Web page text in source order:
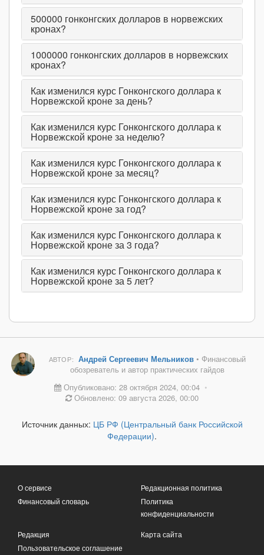
500000 гонконгских долларов в норвежских
кронах?
1000000 гонконгских долларов в норвежских
кронах?
Как изменился курс Гонконгского доллара к
Норвежской кроне за день?
Как изменился курс Гонконгского доллара к
Норвежской кроне за неделю?
Как изменился курс Гонконгского доллара к
Норвежской кроне за месяц?
Как изменился курс Гонконгского доллара к
Норвежской кроне за год?
Как изменился курс Гонконгского доллара к
Норвежской кроне за 3 года?
Как изменился курс Гонконгского доллара к
Норвежской кроне за 5 лет?
АВТОР: Андрей Сергеевич Мельников• Финансовый
обозреватель и автор практических гайдов
Опубликовано: 28 октября 2024, 00:04 •
Обновлено: 09 августа 2026, 00:00
Источник данных: ЦБ РФ (Центральный банк Российской
Федерации).
О сервисе
Финансовый словарь
Редакционная политика
Политика
конфиденциальности
Редакция
Пользовательское соглашение
Карта сайта